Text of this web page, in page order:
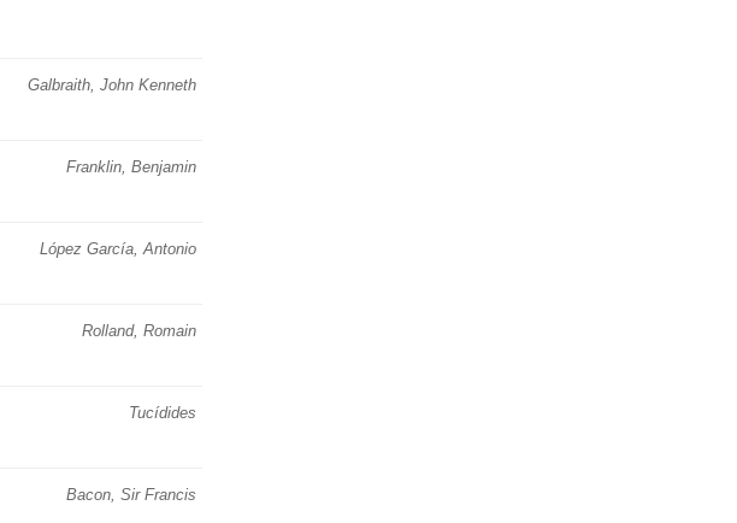
Galbraith, John Kenneth
Franklin, Benjamin
López García, Antonio
Rolland, Romain
Tucídides
Bacon, Sir Francis